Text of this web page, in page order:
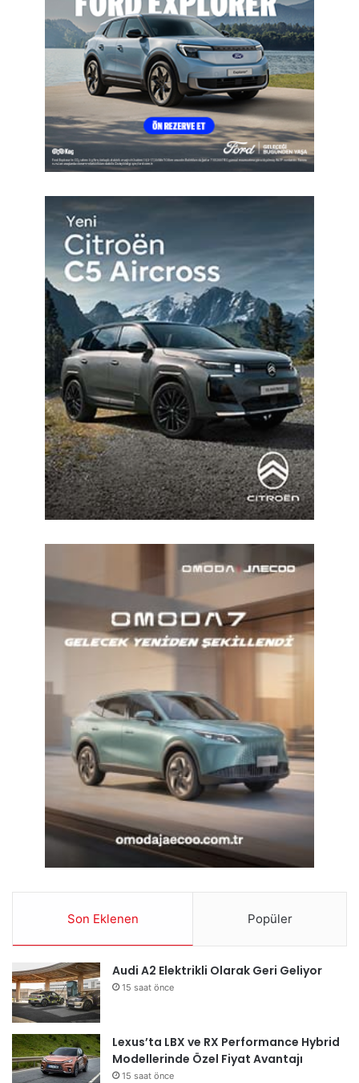
Son Eklenen Popüler
Audi A2 Elektrikli Olarak Geri Geliyor
15 saat önce
Lexus’ta LBX ve RX Performance Hybrid
Modellerinde Özel Fiyat Avantajı
15 saat önce